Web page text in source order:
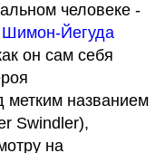
человеке -
Шимон-Йегуда
он сам себя
метким названием
Swindler),
на